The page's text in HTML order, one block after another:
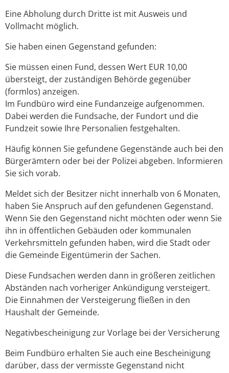
Eine Abholung durch Dritte ist mit Ausweis und
Vollmacht möglich.
Sie haben einen Gegenstand gefunden:
Sie müssen einen Fund, dessen Wert EUR 10,00
übersteigt, der zuständigen Behörde gegenüber
(formlos) anzeigen.
Im Fundbüro wird eine Fundanzeige aufgenommen.
Dabei werden die Fundsache, der Fundort und die
Fundzeit sowie Ihre Personalien festgehalten.
Häufig können Sie gefundene Gegenstände auch bei den
Bürgerämtern oder bei der Polizei abgeben. Informieren
Sie sich vorab.
Meldet sich der Besitzer nicht innerhalb von 6 Monaten,
haben Sie Anspruch auf den gefundenen Gegenstand.
Wenn Sie den Gegenstand nicht möchten oder wenn Sie
ihn in öffentlichen Gebäuden oder kommunalen
Verkehrsmitteln gefunden haben, wird die Stadt oder
die Gemeinde Eigentümerin der Sachen.
Diese Fundsachen werden dann in größeren zeitlichen
Abständen nach vorheriger Ankündigung versteigert.
Die Einnahmen der Versteigerung fließen in den
Haushalt der Gemeinde.
Negativbescheinigung zur Vorlage bei der Versicherung
Beim Fundbüro erhalten Sie auch eine Bescheinigung
darüber, dass der vermisste Gegenstand nicht